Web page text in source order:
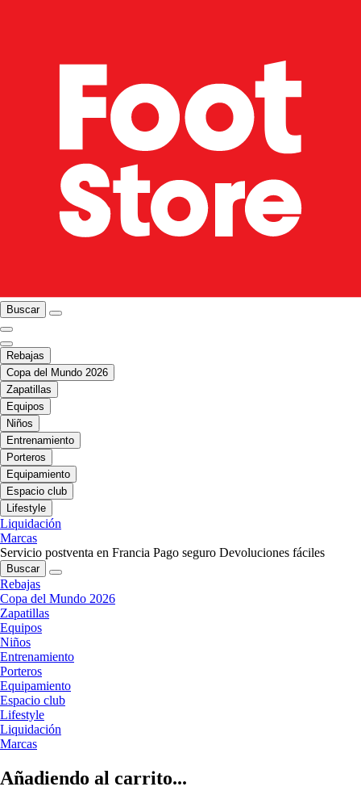
Buscar
Rebajas
Copa del Mundo 2026
Zapatillas
Equipos
Niños
Entrenamiento
Porteros
Equipamiento
Espacio club
Lifestyle
Liquidación
Marcas
Servicio postventa en Francia Pago seguro Devoluciones fáciles
Buscar
Rebajas
Copa del Mundo 2026
Zapatillas
Equipos
Niños
Entrenamiento
Porteros
Equipamiento
Espacio club
Lifestyle
Liquidación
Marcas
Añadiendo al carrito...